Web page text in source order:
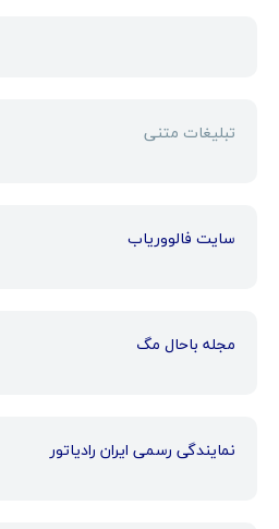
تبلیغات متنی
سایت فالووریاب
مجله باحال مگ
نمایندگی رسمی ایران رادیاتور